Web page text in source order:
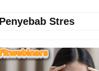
Penyebab Stres